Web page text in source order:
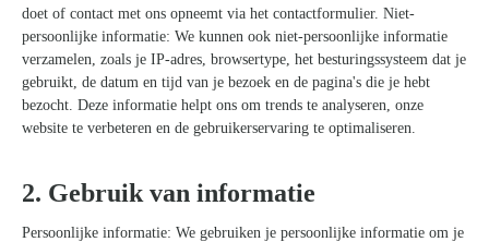
doet of contact met ons opneemt via het contactformulier. Niet-
persoonlijke informatie: We kunnen ook niet-persoonlijke informatie
verzamelen, zoals je IP-adres, browsertype, het besturingssysteem dat je
gebruikt, de datum en tijd van je bezoek en de pagina's die je hebt
bezocht. Deze informatie helpt ons om trends te analyseren, onze
website te verbeteren en de gebruikerservaring te optimaliseren.
2. Gebruik van informatie
Persoonlijke informatie: We gebruiken je persoonlijke informatie om je